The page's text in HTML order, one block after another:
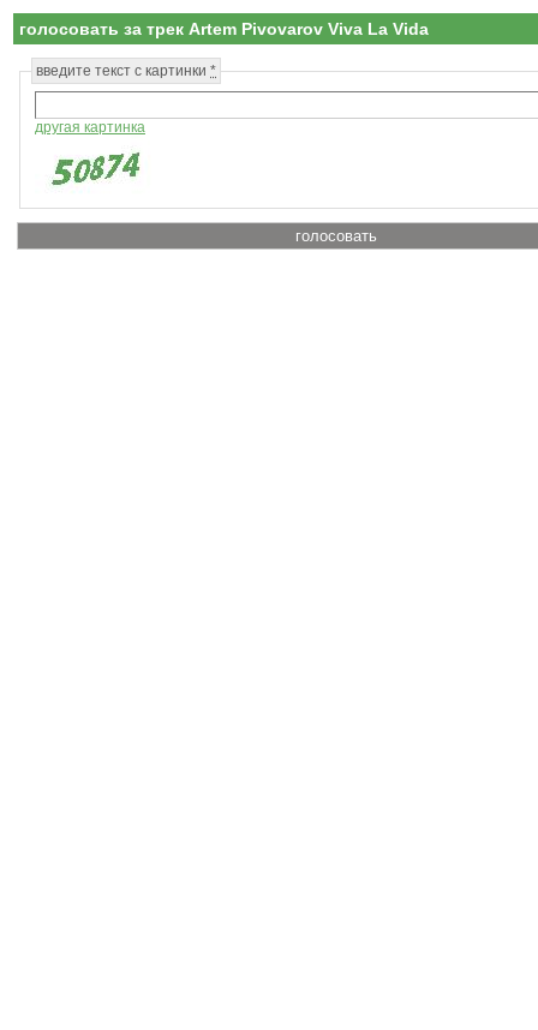
голосовать за трек Artem Pivovarov Viva La Vida
введите текст с картинки *
другая картинка